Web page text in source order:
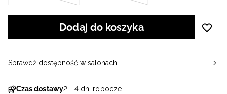
Dodaj do koszyka
Czas dostawy2 - 4 dni robocze
Sprawdź dostępność w salonach